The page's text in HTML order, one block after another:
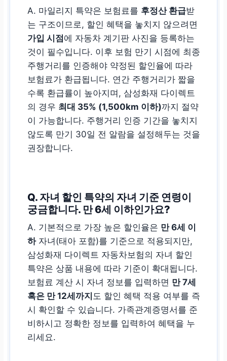
A. 마일리지 특약은 보험료를 후정산 환급받
는 구조이므로, 할인 혜택을 놓치지 않으려면
가입 시점 에 자동차 계기판 사진을 등록하는
것이 필수입니다. 이후 보험 만기 시점에 최종
주행거리를 인증해야 약정된 할인율에 따라
보험료가 환급됩니다. 연간 주행거리가 짧을
수록 환급률이 높아지며, 삼성화재 다이렉트
의 경우 최대 35% (1,500km 이하)까지 절약
이 가능합니다. 주행거리 인증 기간을 놓치지
않도록 만기 30일 전 알람을 설정해두는 것을
권장합니다.
Q. 자녀 할인 특약의 자녀 기준 연령이
궁금합니다. 만 6세 이하인가요?
A. 기본적으로 가장 높은 할인율은 만 6세 이
하자녀(태아 포함)를 기준으로 적용되지만,
삼성화재 다이렉트 자동차보험의 자녀 할인
특약은 상품 내용에 따라 기준이 확대됩니다.
보험료 계산 시 자녀 정보를 입력하면 만 7세
혹은 만 12세까지 도 할인 혜택 적용 여부를 즉
시 확인할 수 있습니다. 가족관계증명서를 준
비하시고 정확한 정보를 입력하여 혜택을 누
리세요.